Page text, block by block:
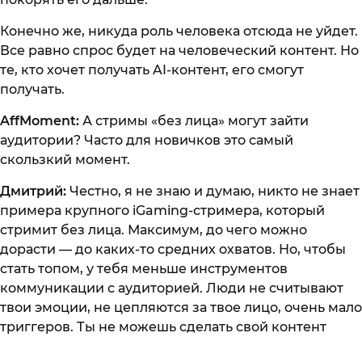
Конечно же, никуда роль человека отсюда не уйдет.
Все равно спрос будет на человеческий контент. Но
те, кто хочет получать AI-контент, его смогут
получать.
AffMoment: А стримы «без лица» могут зайти
аудитории? Часто для новичков это самый
скользкий момент.
Дмитрий: Честно, я не знаю и думаю, никто не знает
примера крупного iGaming-стримера, который
стримит без лица. Максимум, до чего можно
дорасти — до каких-то средних охватов. Но, чтобы
стать топом, у тебя меньше инструментов
коммуникации с аудиторией. Люди не считывают
твои эмоции, не цепляются за твое лицо, очень мало
триггеров. Ты не можешь сделать свой контент